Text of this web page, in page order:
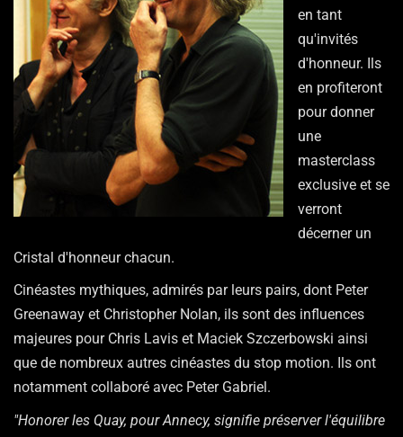
en tant
qu'invités
d'honneur. Ils
en profiteront
pour donner
une
masterclass
exclusive et se
verront
décerner un
Cristal d'honneur chacun.
Cinéastes mythiques, admirés par leurs pairs, dont Peter
Greenaway et Christopher Nolan, ils sont des influences
majeures pour Chris Lavis et Maciek Szczerbowski ainsi
que de nombreux autres cinéastes du stop motion. Ils ont
notamment collaboré avec Peter Gabriel.
"Honorer les Quay, pour Annecy, signifie préserver l'équilibre